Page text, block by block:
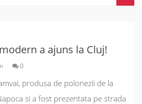
a ajuns la Cluj!
0
produsa de polonezii de la
si a fost prezentata pe strada